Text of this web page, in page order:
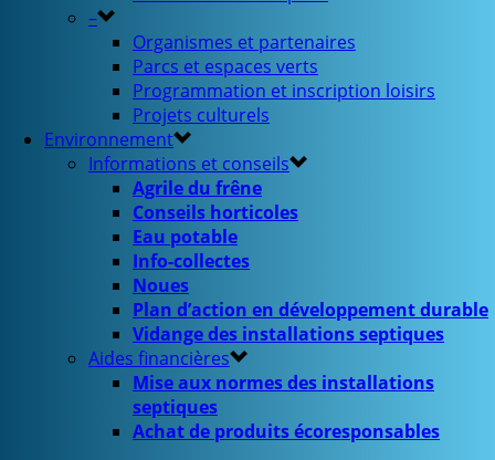
–
Organismes et partenaires
Parcs et espaces verts
Programmation et inscription loisirs
Projets culturels
Environnement
Informations et conseils
Agrile du frêne
Conseils horticoles
Eau potable
Info-collectes
Noues
Plan d’action en développement durable
Vidange des installations septiques
Aides financières
Mise aux normes des installations
septiques
Achat de produits écoresponsables